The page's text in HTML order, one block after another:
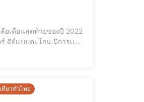
อเดือนสุดท้ายของปี 2022
ที่ยวทั่วไทย